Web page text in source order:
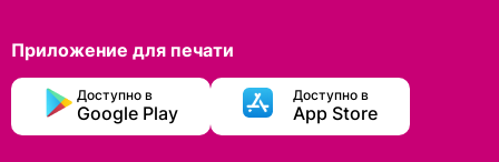
Приложение для печати
Доступно в
Google Play
Доступно в
App Store